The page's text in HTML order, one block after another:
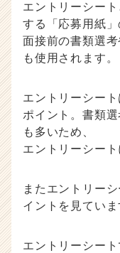
r
r
r
エントリーシー
する「応募用紙」
面接前の書類選
も使用されます。
エントリーシー
ポイント。書類
も多いため、
エントリーシー
またエントリー
イントを見ていま
エントリーシー